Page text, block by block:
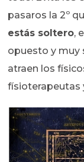
pasaros la 2º
estás soltero,
opuesto y muy
atraen los
físioterapeutas